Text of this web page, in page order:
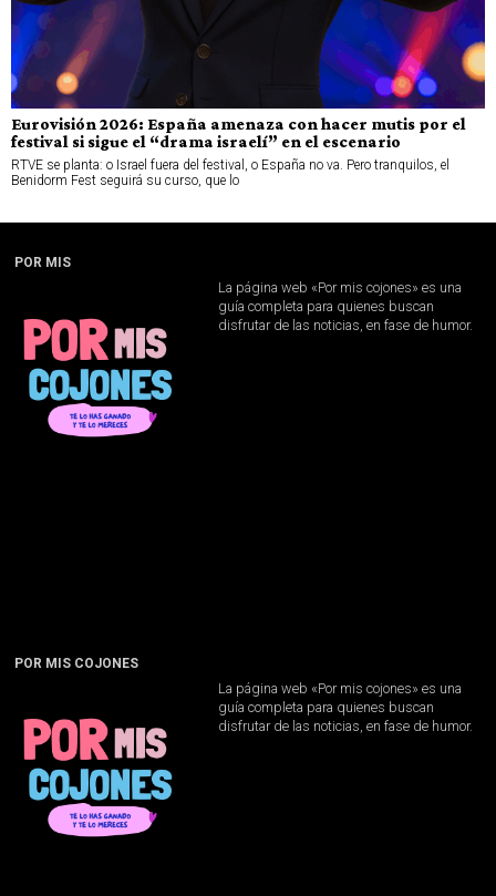
Eurovisión 2026: España amenaza con hacer mutis por el
festival si sigue el “drama israelí” en el escenario
RTVE se planta: o Israel fuera del festival, o España no va. Pero tranquilos, el
Benidorm Fest seguirá su curso, que lo
POR MIS
La página web «Por mis cojones» es una
guía completa para quienes buscan
disfrutar de las noticias, en fase de humor.
POR MIS COJONES
La página web «Por mis cojones» es una
guía completa para quienes buscan
disfrutar de las noticias, en fase de humor.